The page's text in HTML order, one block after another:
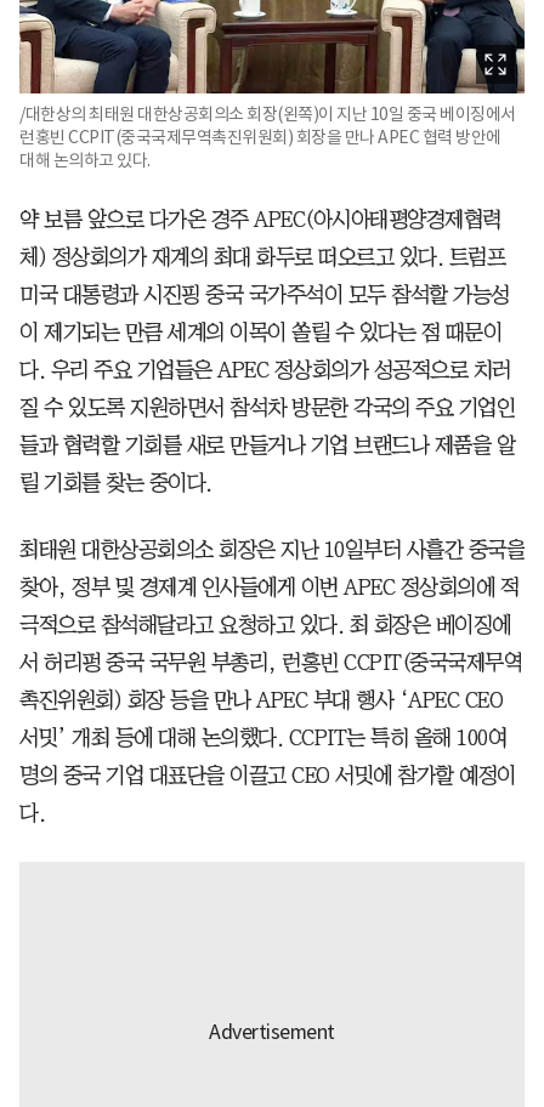
/대한상의 최태원 대한상공회의소 회장(왼쪽)이 지난 10일 중국 베이징에서
런홍빈 CCPIT(중국국제무역촉진위원회) 회장을 만나 APEC 협력 방안에
대해 논의하고 있다.
약 보름 앞으로 다가온 경주 APEC(아시아태평양경제협력
체) 정상회의가 재계의 최대 화두로 떠오르고 있다. 트럼프
미국 대통령과 시진핑 중국 국가주석이 모두 참석할 가능성
이 제기되는 만큼 세계의 이목이 쏠릴 수 있다는 점 때문이
다. 우리 주요 기업들은 APEC 정상회의가 성공적으로 치러
질 수 있도록 지원하면서 참석차 방문한 각국의 주요 기업인
들과 협력할 기회를 새로 만들거나 기업 브랜드나 제품을 알
릴 기회를 찾는 중이다.
최태원 대한상공회의소 회장은 지난 10일부터 사흘간 중국을
찾아, 정부 및 경제계 인사들에게 이번 APEC 정상회의에 적
극적으로 참석해달라고 요청하고 있다. 최 회장은 베이징에
서 허리펑 중국 국무원 부총리, 런홍빈 CCPIT(중국국제무역
촉진위원회) 회장 등을 만나 APEC 부대 행사 ‘APEC CEO
서밋’ 개최 등에 대해 논의했다. CCPIT는 특히 올해 100여
명의 중국 기업 대표단을 이끌고 CEO 서밋에 참가할 예정이
다.